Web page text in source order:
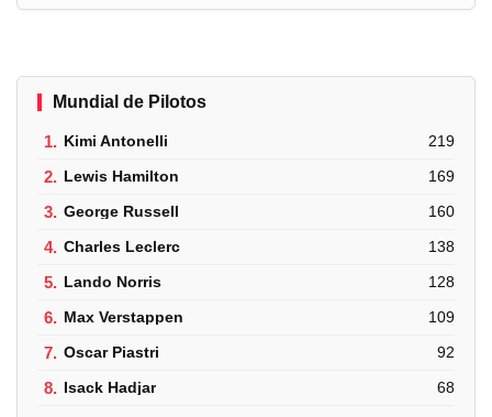
Mundial de Pilotos
1. Kimi Antonelli 219
2. Lewis Hamilton 169
3. George Russell 160
4. Charles Leclerc 138
5. Lando Norris 128
6. Max Verstappen 109
7. Oscar Piastri 92
8. Isack Hadjar 68